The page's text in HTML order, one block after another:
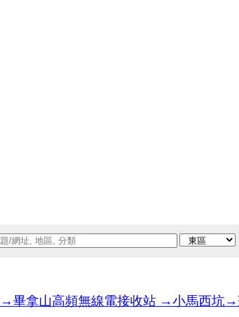
畢拿山高頻無線電接收站 →小馬西坑